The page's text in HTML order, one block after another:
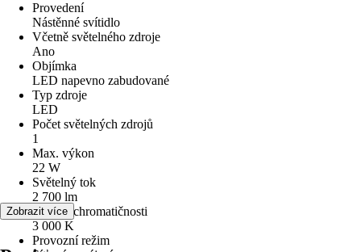
Provedení
Nástěnné svítidlo
Včetně světelného zdroje
Ano
Objímka
LED napevno zabudované
Typ zdroje
LED
Počet světelných zdrojů
1
Max. výkon
22 W
Světelný tok
2 700 lm
Teplota chromatičnosti
3 000 K
Provozní režim
Zobrazit více